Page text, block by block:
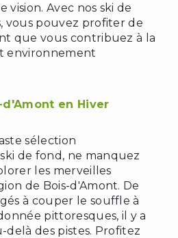
Avec nos ski de
vous pouvez profiter de
que vous contribuez à la
environnement
en Hiver
sélection
de fond, ne manquez
les merveilles
de Bois-d'Amont. De
à couper le souffle à
pittoresques, il y a
des pistes. Profitez